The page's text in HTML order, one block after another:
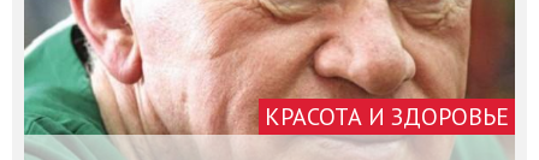
КРАСОТА И ЗДОРОВЬЕ